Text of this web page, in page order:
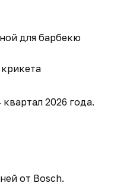
для барбекю
2026 года.
от Bosch.